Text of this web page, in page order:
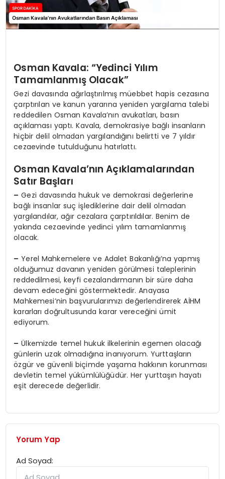
Osman Kavala: “Yedinci Yılım
Tamamlanmış Olacak”
Gezi davasında ağırlaştırılmış müebbet hapis cezasına
çarptırılan ve kanun yararına yeniden yargılama talebi
reddedilen Osman Kavala’nın avukatları, basın
açıklaması yaptı. Kavala, demokrasiye bağlı insanların
hiçbir delil olmadan yargılandığını belirtti ve 7 yıldır
cezaevinde tutulduğunu hatırlattı.
Osman Kavala’nın Açıklamalarından
Satır Başları
– Gezi davasında hukuk ve demokrasi değerlerine
bağlı insanlar suç işlediklerine dair delil olmadan
yargılandılar, ağır cezalara çarptırıldılar. Benim de
yakında cezaevinde yedinci yılım tamamlanmış
olacak.
– Yerel Mahkemelere ve Adalet Bakanlığı’na yapmış
olduğumuz davanın yeniden görülmesi taleplerinin
reddedilmesi, keyfi cezalandırmanın bir süre daha
devam edeceğini göstermektedir. Anayasa
Mahkemesi’nin başvurularımızı değerlendirerek AİHM
kararları doğrultusunda karar vereceğini ümit
ediyorum.
– Ülkemizde temel hukuk ilkelerinin egemen olacağı
günlerin uzak olmadığına inanıyorum. Yurttaşların
özgür ve güvenli biçimde yaşama hakkının korunması
devletin temel yükümlülüğüdür. Her yurttaşın hayatı
eşit derecede değerlidir.
Yorum Yap
Ad Soyad: